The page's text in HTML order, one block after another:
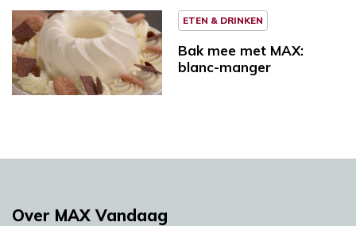
ETEN & DRINKEN
Bak mee met MAX:
blanc-manger
Over MAX Vandaag